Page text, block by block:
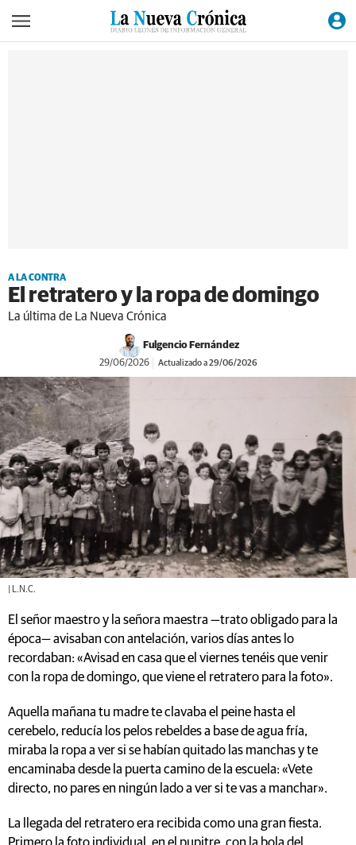
A LA CONTRA
El retratero y la ropa de domingo
La última de La Nueva Crónica
Fulgencio Fernández
29/06/2026 Actualizado a 29/06/2026
| L.N.C.
El señor maestro y la señora maestra —trato obligado para la
época— avisaban con antelación, varios días antes lo
recordaban: «Avisad en casa que el viernes tenéis que venir
con la ropa de domingo, que viene el retratero para la foto».
Aquella mañana tu madre te clavaba el peine hasta el
cerebelo, reducía los pelos rebeldes a base de agua fría,
miraba la ropa a ver si se habían quitado las manchas y te
encaminaba desde la puerta camino de la escuela: «Vete
directo, no pares en ningún lado a ver si te vas a manchar».
La llegada del retratero era recibida como una gran fiesta.